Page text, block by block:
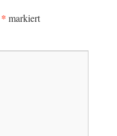
* markiert